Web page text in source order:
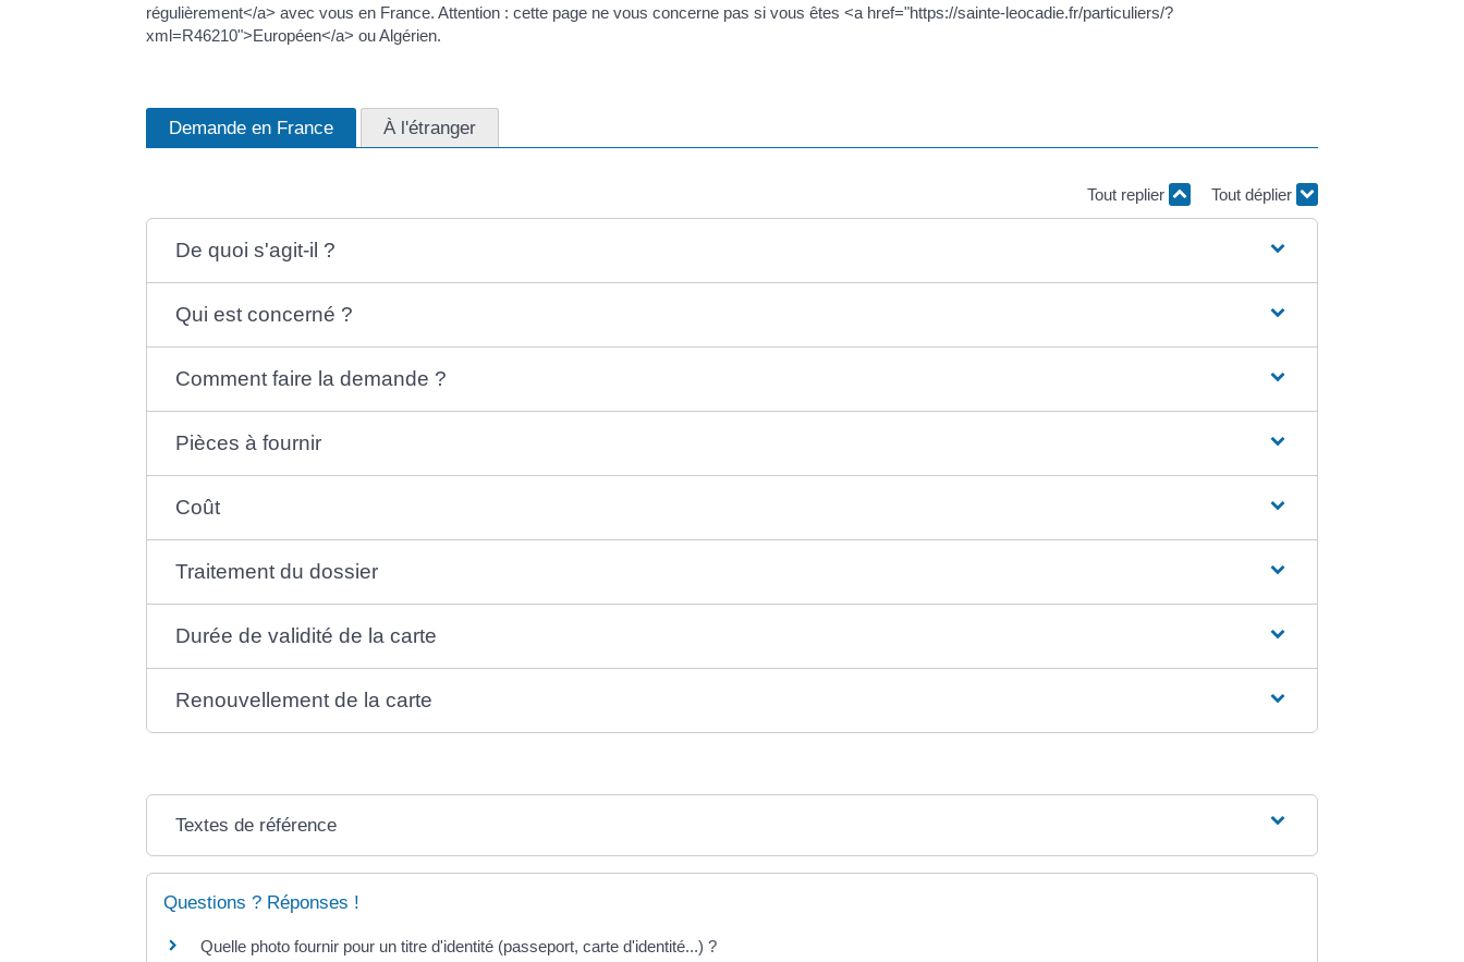
régulièrement</a> avec vous en France. Attention : cette page ne vous concerne pas si vous êtes <a href="https://sainte-leocadie.fr/particuliers/?
xml=R46210">Européen</a> ou Algérien.
Demande en France À l'étranger
Tout replier Tout déplier
De quoi s'agit-il ?
Qui est concerné ?
Comment faire la demande ?
Pièces à fournir
Coût
Traitement du dossier
Durée de validité de la carte
Renouvellement de la carte
Textes de référence
Questions ? Réponses !
Quelle photo fournir pour un titre d'identité (passeport, carte d'identité...) ?